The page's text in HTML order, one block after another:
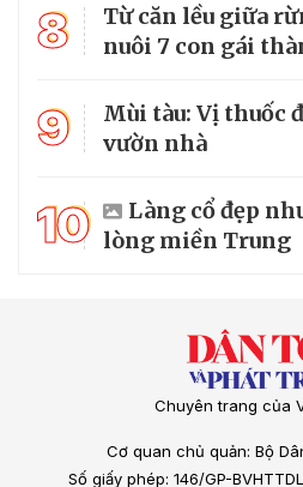
8
Từ căn lều giữa
nuôi 7 con gái
9
Mùi tàu: Vị thuốc
vườn nhà
10
Làng cổ đẹp
lòng miền Trung
Chuyên trang của
Cơ quan chủ quản: Bộ
Số giấy phép: 146/GP-